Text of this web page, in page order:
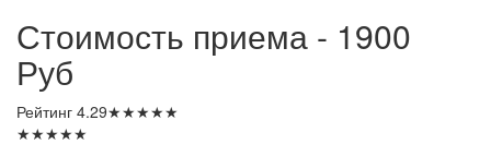
Стоимость приема - 1900
Руб
Рейтинг 4.29★★★★★
★★★★★